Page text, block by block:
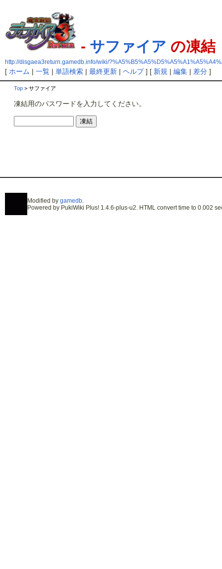
- サファイア の凍結
http://disgaea3return.gamedb.info/wiki/
[ ホーム | 一覧| 単語検索| 最終更新| ヘルプ] [ 新規 | 編集| 差分]
Top > サファイア
凍結用のパスワードを入力してください。
Modified by gamedb.
Powered by PukiWiki Plus! 1.4.6-plus-u2. HTML convert time to 0.002